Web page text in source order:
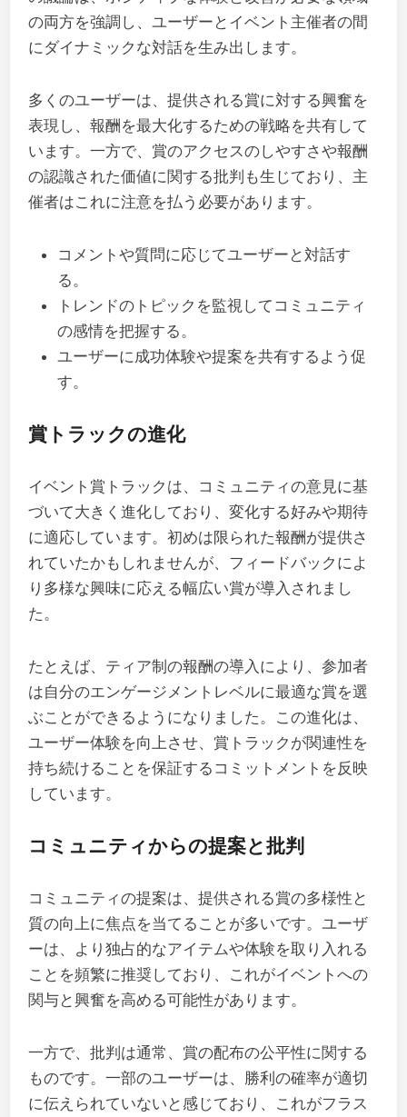
の両方を強調し、ユーザーとイベント主催者の間
にダイナミックな対話を生み出します。
多くのユーザーは、提供される賞に対する興奮を
表現し、報酬を最大化するための戦略を共有して
います。一方で、賞のアクセスのしやすさや報酬
の認識された価値に関する批判も生じており、主
催者はこれに注意を払う必要があります。
コメントや質問に応じてユーザーと対話す
る。
トレンドのトピックを監視してコミュニティ
の感情を把握する。
ユーザーに成功体験や提案を共有するよう促
す。
賞トラックの進化
イベント賞トラックは、コミュニティの意見に基
づいて大きく進化しており、変化する好みや期待
に適応しています。初めは限られた報酬が提供さ
れていたかもしれませんが、フィードバックによ
り多様な興味に応える幅広い賞が導入されまし
た。
たとえば、ティア制の報酬の導入により、参加者
は自分のエンゲージメントレベルに最適な賞を選
ぶことができるようになりました。この進化は、
ユーザー体験を向上させ、賞トラックが関連性を
持ち続けることを保証するコミットメントを反映
しています。
コミュニティからの提案と批判
コミュニティの提案は、提供される賞の多様性と
質の向上に焦点を当てることが多いです。ユーザ
ーは、より独占的なアイテムや体験を取り入れる
ことを頻繁に推奨しており、これがイベントへの
関与と興奮を高める可能性があります。
一方で、批判は通常、賞の配布の公平性に関する
ものです。一部のユーザーは、勝利の確率が適切
に伝えられていないと感じており、これがフラス